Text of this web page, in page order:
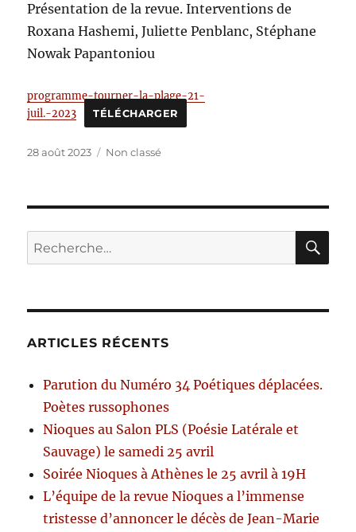
Présentation de la revue. Interventions de
Roxana Hashemi, Juliette Penblanc, Stéphane
Nowak Papantoniou
programme-tourner-la-plage-21-
juil.-2023
TÉLÉCHARGER
Publié
28 août 2023 Catégories
Non classé
Recherche
pour :
ARTICLES RÉCENTS
Parution du Numéro 34 Poétiques déplacées.
Poètes russophones
Nioques au Salon PLS (Poésie Latérale et
Sauvage) le samedi 25 avril
Soirée Nioques à Athènes le 25 avril à 19H
L’équipe de la revue Nioques a l’immense
tristesse d’annoncer le décès de Jean-Marie